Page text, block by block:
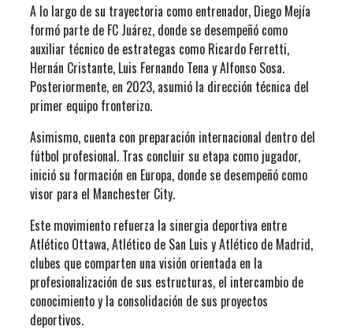
A lo largo de su trayectoria como entrenador, Diego Mejía
formó parte de FC Juárez, donde se desempeñó como
auxiliar técnico de estrategas como Ricardo Ferretti,
Hernán Cristante, Luis Fernando Tena y Alfonso Sosa.
Posteriormente, en 2023, asumió la dirección técnica del
primer equipo fronterizo.
Asimismo, cuenta con preparación internacional dentro del
fútbol profesional. Tras concluir su etapa como jugador,
inició su formación en Europa, donde se desempeñó como
visor para el Manchester City.
Este movimiento refuerza la sinergia deportiva entre
Atlético Ottawa, Atlético de San Luis y Atlético de Madrid,
clubes que comparten una visión orientada en la
profesionalización de sus estructuras, el intercambio de
conocimiento y la consolidación de sus proyectos
deportivos.